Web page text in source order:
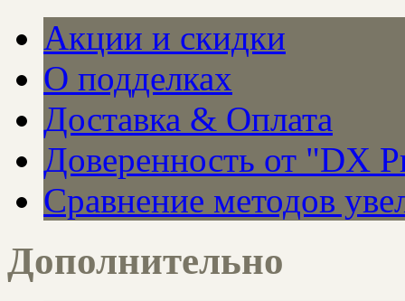
Акции и скидки
О подделках
Доставка & Оплата
Доверенность от "DX
Сравнение методов
Дополнительно